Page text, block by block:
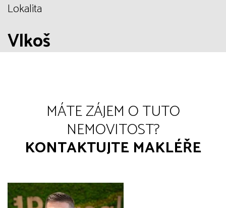
Lokalita
Vlkoš
MÁTE ZÁJEM O TUTO
NEMOVITOST?
KONTAKTUJTE MAKLÉŘE